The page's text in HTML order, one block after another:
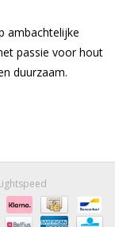
ambachtelijke
passie voor hout
duurzaam.